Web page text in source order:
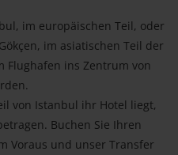
im europäischen Teil, oder
im asiatischen Teil der
Flughafen ins Zentrum von
von Istanbul ihr Hotel liegt,
Buchen Sie Ihren
Voraus und unser Transfer